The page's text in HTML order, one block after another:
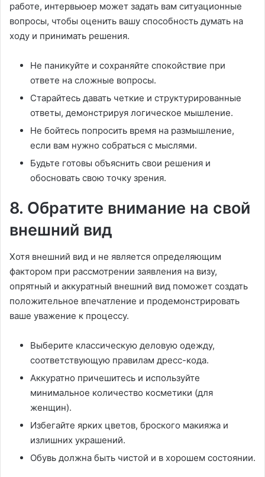
работе, интервьюер может задать вам ситуационные
вопросы, чтобы оценить вашу способность думать на
ходу и принимать решения.
Не паникуйте и сохраняйте спокойствие при
ответе на сложные вопросы.
Старайтесь давать четкие и структурированные
ответы, демонстрируя логическое мышление.
Не бойтесь попросить время на размышление,
если вам нужно собраться с мыслями.
Будьте готовы объяснить свои решения и
обосновать свою точку зрения.
8. Обратите внимание на свой
внешний вид
Хотя внешний вид и не является определяющим
фактором при рассмотрении заявления на визу,
опрятный и аккуратный внешний вид поможет создать
положительное впечатление и продемонстрировать
ваше уважение к процессу.
Выберите классическую деловую одежду,
соответствующую правилам дресс-кода.
Аккуратно причешитесь и используйте
минимальное количество косметики (для
женщин).
Избегайте ярких цветов, броского макияжа и
излишних украшений.
Обувь должна быть чистой и в хорошем состоянии.